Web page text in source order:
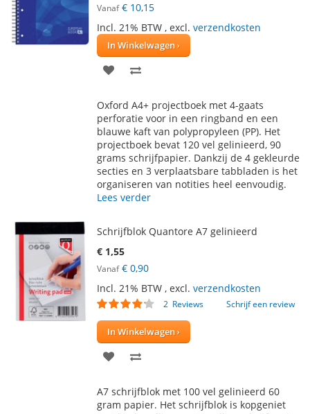
Vanaf € 10,15
Incl. 21% BTW , excl. verzendkosten
In Winkelwagen
VOEG
AAN
VERLANGLIJST
TE
VERGELIJKEN
Oxford A4+ projectboek met 4-gaats
perforatie voor in een ringband en een
blauwe kaft van polypropyleen (PP). Het
projectboek bevat 120 vel gelinieerd, 90
grams schrijfpapier. Dankzij de 4 gekleurde
secties en 3 verplaatsbare tabbladen is het
organiseren van notities heel eenvoudig.
Lees verder
Schrijfblok Quantore A7 gelinieerd
€ 1,55
Vanaf € 0,90
Incl. 21% BTW , excl. verzendkosten
Waardering:
2 Reviews Schrijf een review
In Winkelwagen
VOEG
AAN TE
A7 schrijfblok met 100 vel gelinieerd 60
gram papier. Het schrijfblok is kopgeniet